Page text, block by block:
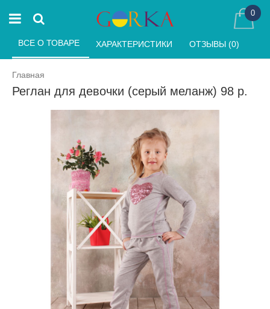
0
Главная
Реглан для девочки (серый меланж) 98 р.
ВСЕ О ТОВАРЕ ХАРАКТЕРИСТИКИ ОТЗЫВЫ (0)